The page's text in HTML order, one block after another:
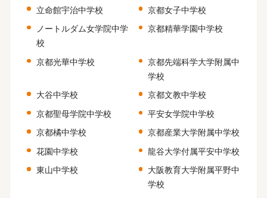
立命館宇治中学校
京都女子中学校
ノートルダム女学院中学
校
京都精華学園中学校
京都光華中学校
京都先端科学大学附属中
学校
大谷中学校
京都文教中学校
京都聖母学院中学校
平安女学院中学校
京都橘中学校
京都産業大学附属中学校
花園中学校
龍谷大学付属平安中学校
東山中学校
大阪教育大学附属平野中
学校